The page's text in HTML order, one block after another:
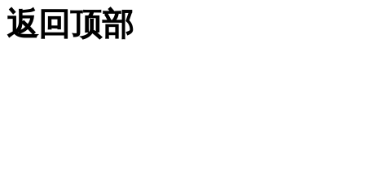
返回顶部